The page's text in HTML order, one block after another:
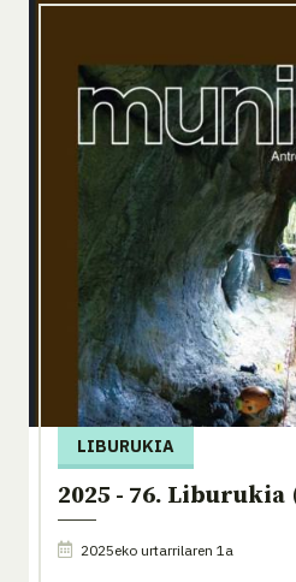
LIBURUKIA
2025 - 76. Liburukia
2025eko urtarrilaren 1a